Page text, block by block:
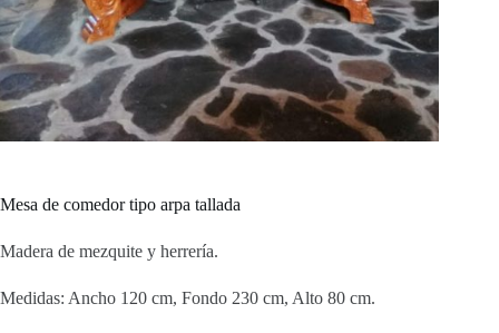
Mesa de comedor tipo arpa tallada
Madera de mezquite y herrería.
Medidas: Ancho 120 cm, Fondo 230 cm, Alto 80 cm.